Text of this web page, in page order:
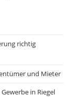
richtig
und Mieter
in Riegel